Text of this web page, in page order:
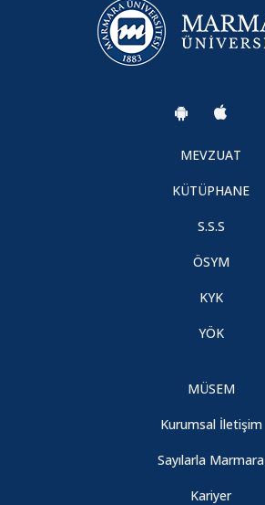
MEVZUAT
KÜTÜPHANE
S.S.S
ÖSYM
KYK
YÖK
MÜSEM
Kurumsal İletişim
Sayılarla Marmara
Kariyer